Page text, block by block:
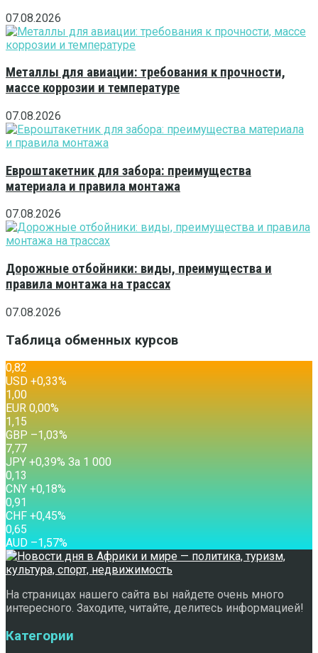
07.08.2026
Металлы для авиации: требования к прочности,
массе коррозии и температуре
07.08.2026
Евроштакетник для забора: преимущества
материала и правила монтажа
07.08.2026
Дорожные отбойники: виды, преимущества и
правила монтажа на трассах
07.08.2026
Таблица обменных курсов
0,82
USD +0,33%
1,00
EUR 0,00%
1,15
GBP –1,03%
7,77
JPY +0,39% За 1 000
0,13
CNY +0,18%
0,91
CHF +0,45%
0,65
AUD –1,57%
На страницах нашего сайта вы найдете очень много
интересного. Заходите, читайте, делитесь информацией!
Категории